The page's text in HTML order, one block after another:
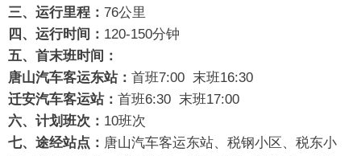
三、运行里程： 76公里
四、运行时间： 120-150分钟
五、首末班时间：
唐山汽车客运东站： 首班7:00 末班16:30
迁安汽车客运站： 首班6:30 末班17:00
六、计划班次： 10班次
七、途经站点： 唐山汽车客运东站、税钢小区、税东小